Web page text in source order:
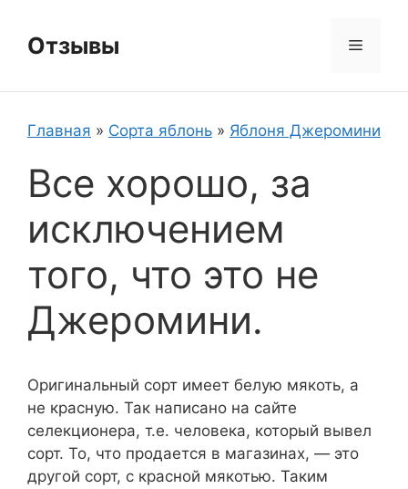
содержимому
Отзывы Меню
Главная » Сорта яблонь » Яблоня Джеромини
Все хорошо, за
исключением
того, что это не
Джеромини.
Оригинальный сорт имеет белую мякоть, а
не красную. Так написано на сайте
селекционера, т.е. человека, который вывел
сорт. То, что продается в магазинах, — это
другой сорт, с красной мякотью. Таким